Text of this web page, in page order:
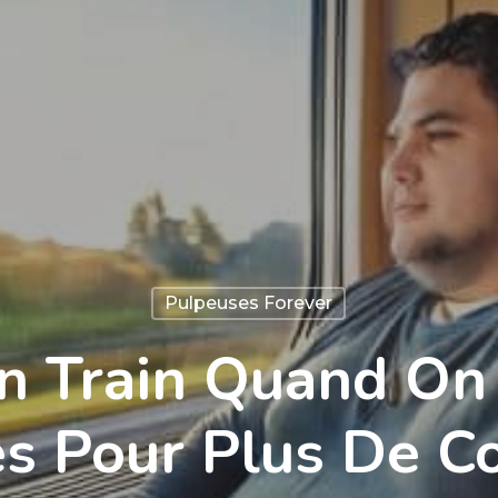
Pulpeuses Forever
Train Quand
Pour Plus De